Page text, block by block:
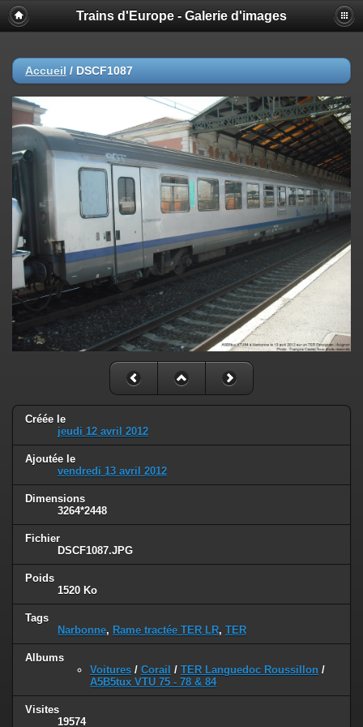
Trains d'Europe - Galerie d'images
Accueil / DSCF1087
Créée le
jeudi 12 avril 2012
Ajoutée le
vendredi 13 avril 2012
Dimensions
3264*2448
Fichier
DSCF1087.JPG
Poids
1520 Ko
Tags
Narbonne, Rame tractée TER LR, TER
Albums
Voitures / Corail / TER Languedoc Roussillon /
A5B5tux VTU 75 - 78 & 84
Visites
19574